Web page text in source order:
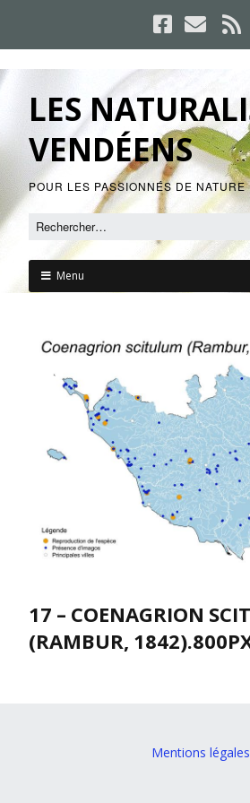
LES
VENDÉENS
POUR LES PASSIONNÉS DE NATURE
Menu
17 – COENAGRION
(RAMBUR,
Mentions légales